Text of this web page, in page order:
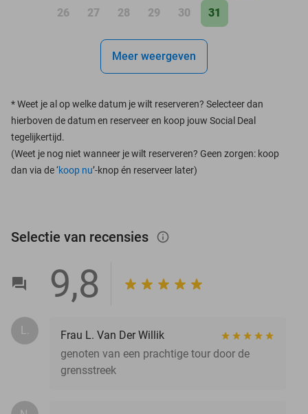
26 27 28 29 30 31
Meer weergeven
*Weet je al op welke datum je wilt reserveren? Selecteer dan
hierboven de datum en reserveer en koop jouw Social Deal
tegelijkertijd.
(Weet je nog niet wanneer je wilt reserveren? Geen zorgen: koop
dan via de ‘koop nu’-knop én reserveer later)
Selectie van recensies info_outlined
9,8
L.
Frau L. Van Der Willik
genoten van een prachtige tour door de
grensstreek